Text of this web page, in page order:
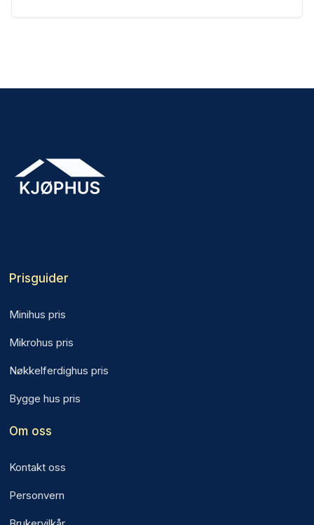
Prisguider
Minihus pris
Mikrohus pris
Nøkkelferdighus pris
Bygge hus pris
Om oss
Kontakt oss
Personvern